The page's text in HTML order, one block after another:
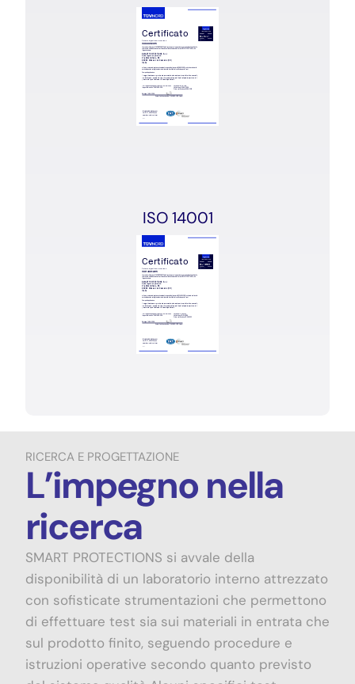
ISO 14001
RICERCA E PROGETTAZIONE
L’impegno nella
ricerca
SMART PROTECTIONS si avvale della
disponibilità di un laboratorio interno attrezzato
con sofisticate strumentazioni che permettono
di effettuare test sia sui materiali in entrata che
sul prodotto finito, seguendo procedure e
istruzioni operative secondo quanto previsto